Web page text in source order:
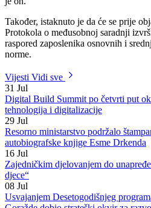
puna norma, te je s tim u vezi, nakon
Zakona u osnovnom obrazovanju od
podrinjskog kantona Goražde, kao i
odgoju i obrazovanju, stvoren pravni
područja Bosansko-podrinjskog
Na taj način riješen je dugogodišnji
nastavnog kadra u obrazovnim
„Zaista izražavam veliko zadovoljstvo
tehnološkog viška. Zahvaljujući ovom
prije objave konkursa, biti
nadopunili svoje norme. Znam da je
nastavnike, ali svakako je bolje imati
bez dijela ili potpune norme. Većina
kantonima ima ovakav problem,